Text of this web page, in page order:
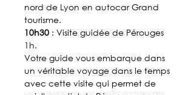
nord de Lyon en autocar Grand
tourisme.
10h30 : Visite guidée de Pérouges
1h.
Votre guide vous embarque dans
un véritable voyage dans le temps
avec cette visite qui permet de